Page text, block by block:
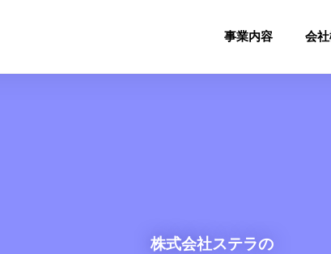
事業内容 会
株式会社ステラの